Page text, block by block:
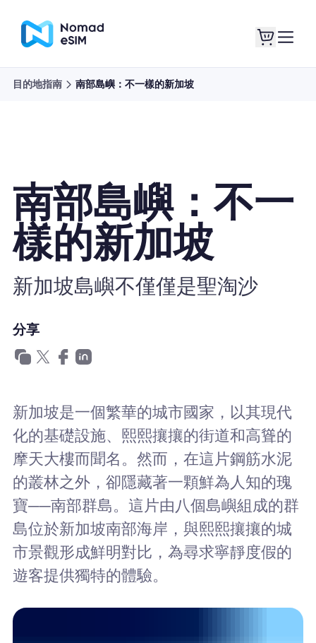
購買計劃
關於eSIM
為什麼選擇Nomad eSIM
企業用戶
目的地指南 南部島嶼：不一樣的新加坡
南部島嶼：不一
樣的新加坡
新加坡島嶼不僅僅是聖淘沙
分享
新加坡是一個繁華的城市國家，以其現代
化的基礎設施、熙熙攘攘的街道和高聳的
摩天大樓而聞名。然而，在這片鋼筋水泥
的叢林之外，卻隱藏著一顆鮮為人知的瑰
寶──南部群島。這片由八個島嶼組成的群
島位於新加坡南部海岸，與熙熙攘攘的城
市景觀形成鮮明對比，為尋求寧靜度假的
遊客提供獨特的體驗。